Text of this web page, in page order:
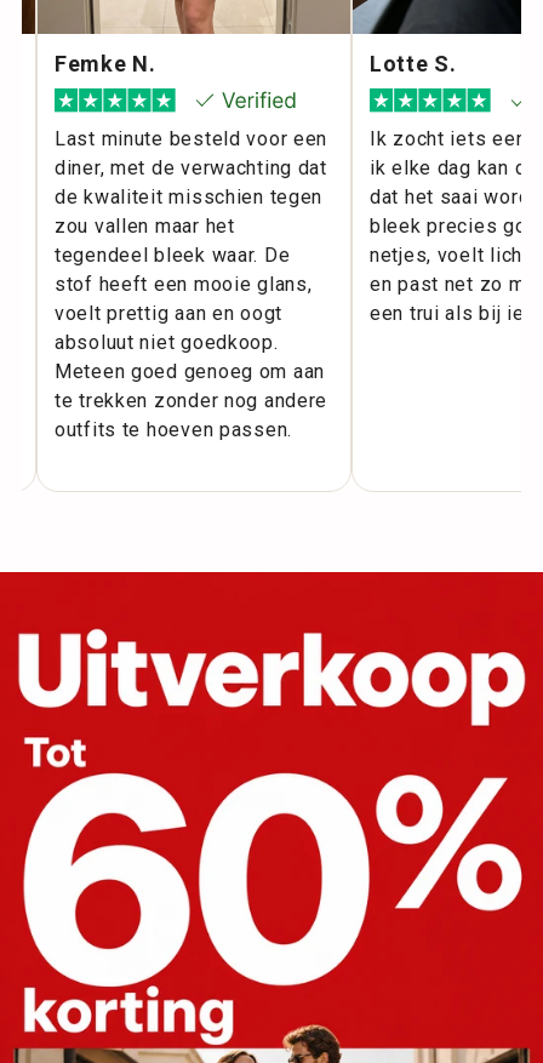
Femke N.
Last minute besteld voor een
diner, met de verwachting dat
de kwaliteit misschien tegen
zou vallen maar het
tegendeel bleek waar. De
stof heeft een mooie glans,
voelt prettig aan en oogt
absoluut niet goedkoop.
Meteen goed genoeg om aan
te trekken zonder nog andere
outfits te hoeven passen.
Lotte S.
Ik zocht iets
ik elke dag kan
dat het saai
bleek precies
netjes, voelt licht
en past net zo
een trui als bij